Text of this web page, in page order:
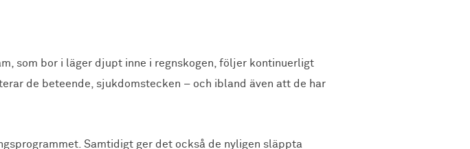
som bor i läger djupt inne i regnskogen, följer kontinuerligt
de beteende, sjukdomstecken – och ibland även att de har
Samtidigt ger det också de nyligen släppta